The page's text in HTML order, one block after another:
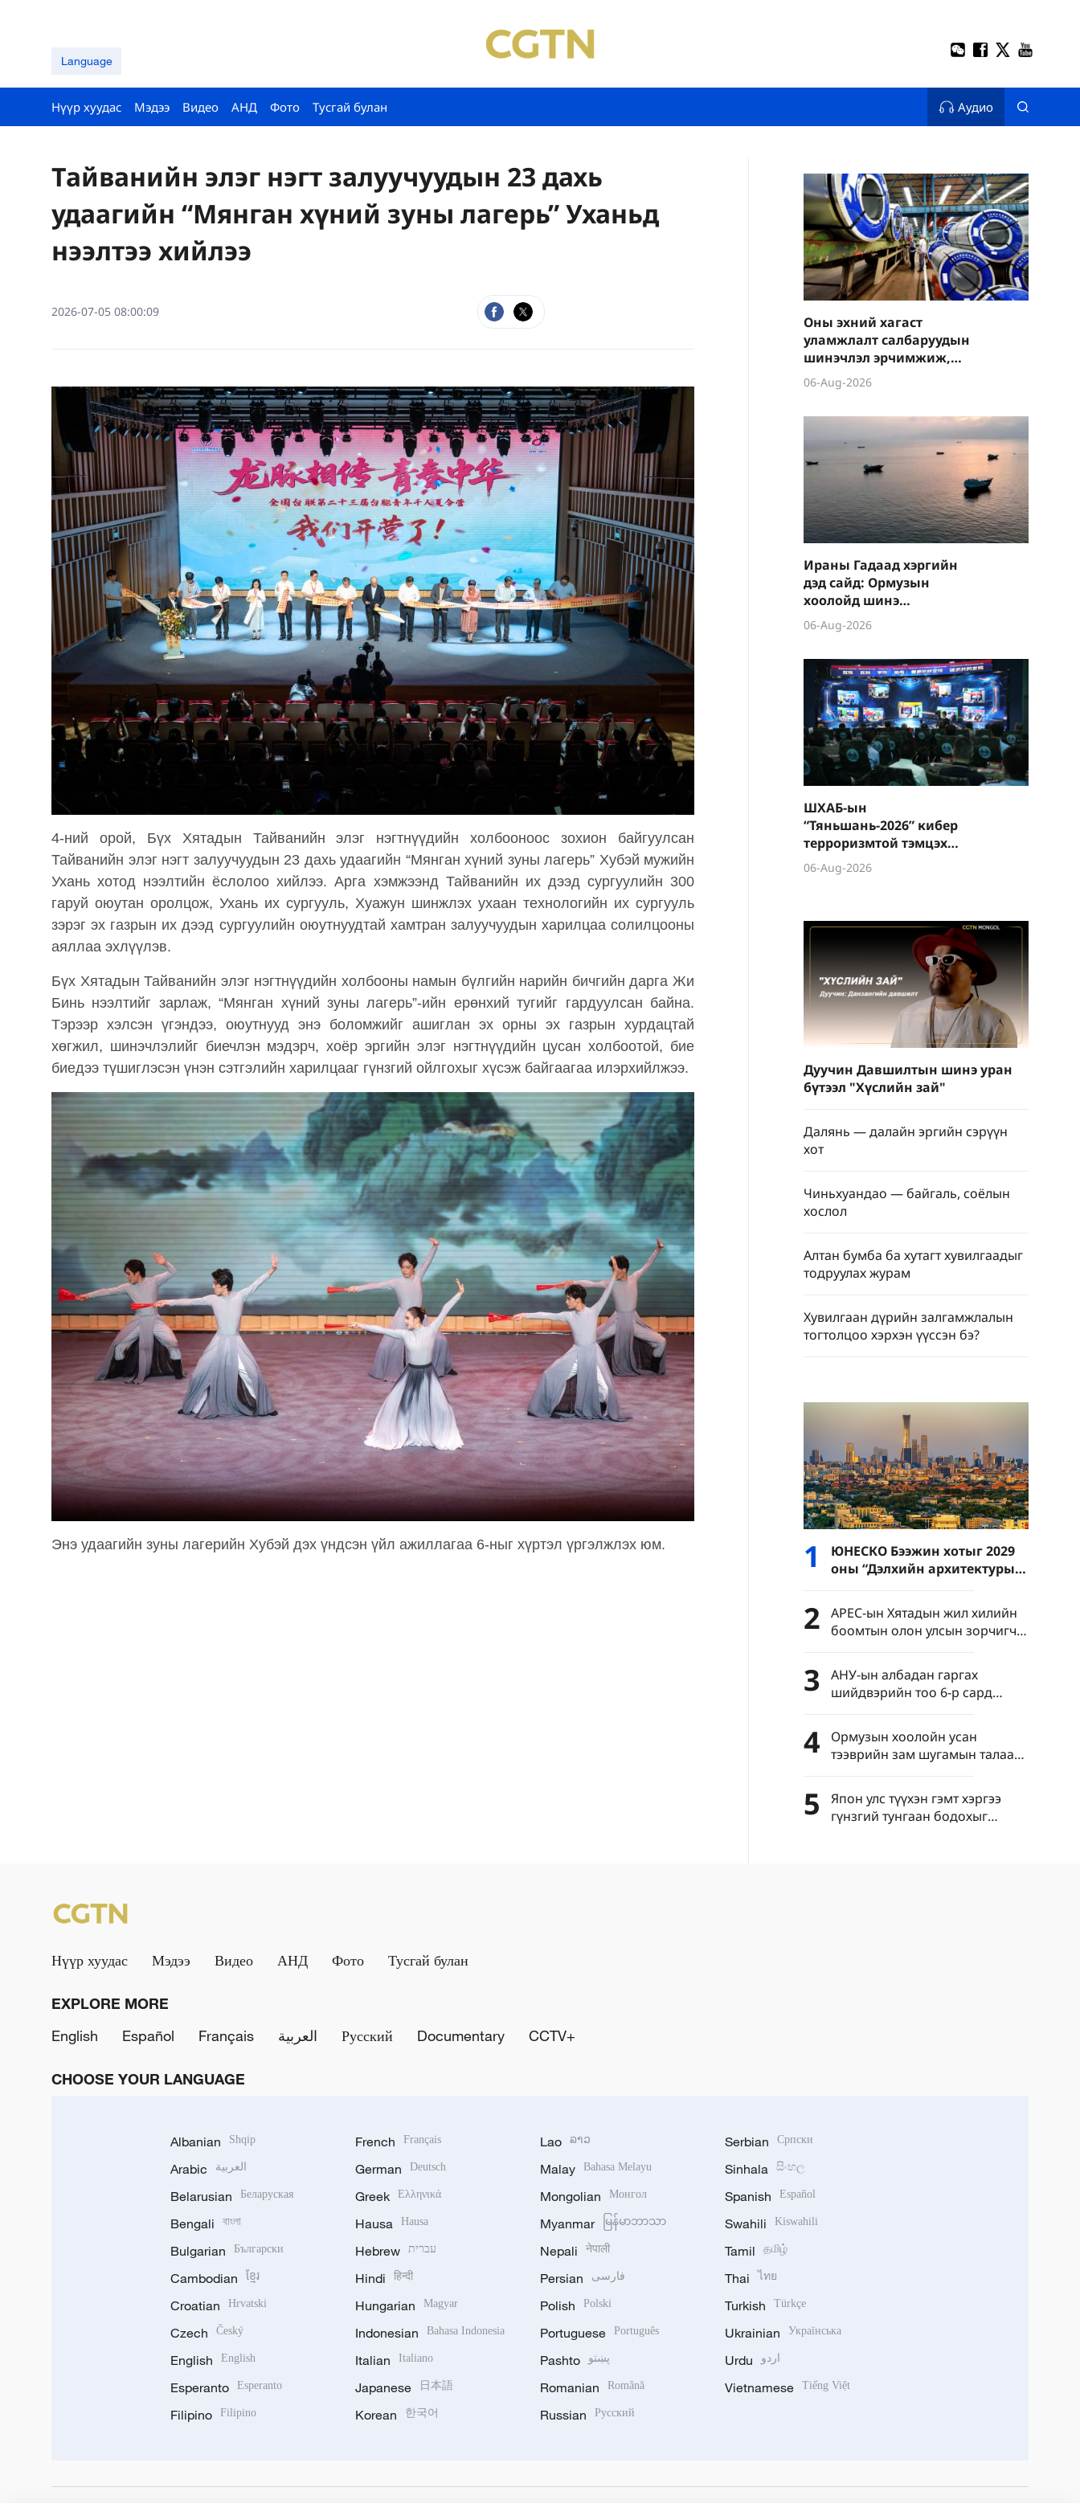
Language
Нүүр хуудас Мэдээ Видео АНД Фото Тусгай булан Аудио
Тайванийн элэг нэгт залуучуудын 23 дахь
удаагийн “Мянган хүний зуны лагерь” Уханьд
нээлтээ хийлээ
2026-07-05 08:00:09
4-ний орой, Бүх Хятадын Тайванийн элэг нэгтнүүдийн холбооноос зохион байгуулсан
Тайванийн элэг нэгт залуучуудын 23 дахь удаагийн “Мянган хүний зуны лагерь” Хубэй мужийн
Ухань хотод нээлтийн ёслолоо хийлээ. Арга хэмжээнд Тайванийн их дээд сургуулийн 300
гаруй оюутан оролцож, Ухань их сургууль, Хуажун шинжлэх ухаан технологийн их сургууль
зэрэг эх газрын их дээд сургуулийн оюутнуудтай хамтран залуучуудын харилцаа солилцооны
аяллаа эхлүүлэв.
Бүх Хятадын Тайванийн элэг нэгтнүүдийн холбооны намын бүлгийн нарийн бичгийн дарга Жи
Бинь нээлтийг зарлаж, “Мянган хүний зуны лагерь”-ийн ерөнхий тугийг гардуулсан байна.
Тэрээр хэлсэн үгэндээ, оюутнууд энэ боломжийг ашиглан эх орны эх газрын хурдацтай
хөгжил, шинэчлэлийг биечлэн мэдэрч, хоёр эргийн элэг нэгтнүүдийн цусан холбоотой, бие
биедээ түшиглэсэн үнэн сэтгэлийн харилцааг гүнзгий ойлгохыг хүсэж байгаагаа илэрхийлжээ.
Энэ удаагийн зуны лагерийн Хубэй дэх үндсэн үйл ажиллагаа 6-ныг хүртэл үргэлжлэх юм.
Оны эхний хагаст
уламжлалт салбаруудын
шинэчлэл эрчимжиж,
шинэ салбарууд
хурдацтай өсөлт үзүүлэв
06-Aug-2026
Ираны Гадаад хэргийн
дэд сайд: Ормузын
хоолойд шинэ
зохицуулалт хэрэгжүүлж,
усан замуудыг түр хаана
06-Aug-2026
ШХАБ-ын
“Тяньшань-2026” кибер
терроризмтой тэмцэх
хамтарсан сургуулилалт
боллоо
06-Aug-2026
Дуучин Давшилтын шинэ уран
бүтээл "Хүслийн зай"
Далянь — далайн эргийн сэрүүн
хот
Чиньхуандао — байгаль, соёлын
хослол
Алтан бумба ба хутагт хувилгаадыг
тодруулах журам
Хувилгаан дүрийн залгамжлалын
тогтолцоо хэрхэн үүссэн бэ?
1
ЮНЕСКО Бээжин хотыг 2029
оны “Дэлхийн архитектурын
нийслэл”-ээр батламжиллаа
2
APEC-ын Хятадын жил хилийн
боомтын олон улсын зорчигч
урсгалыг эрчимжүүлэв
3
АНУ-ын албадан гаргах
шийдвэрийн тоо 6-р сард
түүхэн дээд хэмжээнд хүрчээ
4
Ормузын хоолойн усан
тээврийн зам шугамын талаар
Иран Омантай тохиролцоонд
хүрчээ
5
Япон улс түүхэн гэмт хэргээ
гүнзгий тунгаан бодохыг
Нүүр хуудас Мэдээ Видео АНД Фото Тусгай булан
EXPLORE MORE
English
Español Français العربية Русский Documentary CCTV+
CHOOSE YOUR LANGUAGE
Albanian Shqip
Arabic العربية
Belarusian Беларуская
Bengali বাংলা
Bulgarian Български
Cambodian ខ្មែរ
Croatian Hrvatski
Czech Český
English English
Esperanto Esperanto
Filipino Filipino
French Français
German Deutsch
Greek Ελληνικά
Hausa Hausa
Hebrew עברית
Hindi हिन्दी
Hungarian Magyar
Indonesian Bahasa Indonesia
Italian Italiano
Japanese 日本語
Korean 한국어
Lao ລາວ
Malay Bahasa Melayu
Mongolian Монгол
Myanmar မြန်မာဘာသာ
Nepali नेपाली
Persian فارسی
Polish Polski
Portuguese Português
Pashto پښتو
Romanian Română
Russian Русский
Serbian Српски
Sinhala සිංහල
Spanish Español
Swahili Kiswahili
Tamil தமிழ்
Thai ไทย
Turkish Türkçe
Ukrainian Українська
Urdu اردو
Vietnamese Tiếng Việt